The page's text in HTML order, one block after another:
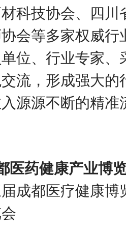
科技协会、四
会等多家权威
位、行业专家
流，形成强大
源源不断的精准
医药健康产业博
成都医疗健康